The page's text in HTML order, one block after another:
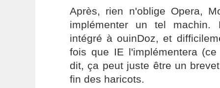
Après, rien n'oblige Opera,
implémenter un tel
intégré à ouinDoz, et
fois que IE l'implémentera
dit, ça peut juste être un
fin des haricots.